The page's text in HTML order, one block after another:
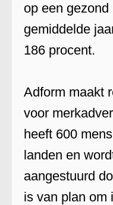
op een
gemiddelde
186 procent.
Adform maakt
voor
heeft 600
landen en
aangestuurd
is van plan om